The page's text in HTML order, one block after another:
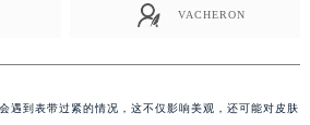
VACHERON
遇到表带过紧的情况，这不仅影响美观，还可能对皮肤